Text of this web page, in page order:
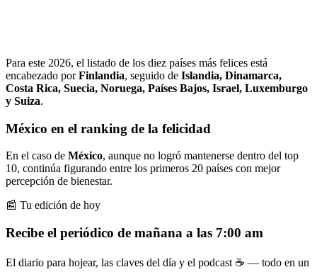
Para este 2026, el listado de los diez países más felices está
encabezado porFinlandia, seguido de Islandia, Dinamarca,
Costa Rica, Suecia, Noruega, Países Bajos, Israel, Luxemburgo
y Suiza.
México en el ranking de la felicidad
En el caso de México, aunque no logró mantenerse dentro del top
10, continúa figurando entre los primeros 20 países con mejor
percepción de bienestar.
📰 Tu edición de hoy
Recibe el periódico de mañana a las 7:00 am
El diario para hojear, las claves del día y el podcast ☕ — todo en un